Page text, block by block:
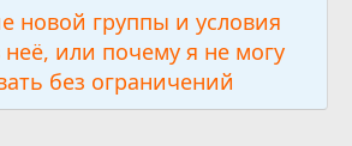
новой группы и условия
неё, или почему я не могу
без ограничений